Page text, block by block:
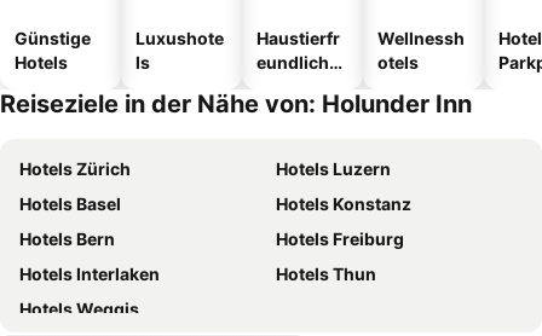
Günstige
Hotels
Luxushote
ls
Haustierfr
eundliche
Wellnessh
otels
Reiseziele in der Nähe von: Holunder Inn
Hotels Zürich
Hotels Luzern
Hotels Basel
Hotels Konstanz
Hotels Bern
Hotels Freiburg
Hotels Interlaken
Hotels Thun
Hotels Weggis